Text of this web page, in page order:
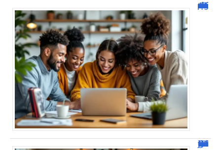
Malgrim com : tout ce que vous devez savoir sur la plateforme !
JetPunk : Quiz et jeux de culture générale